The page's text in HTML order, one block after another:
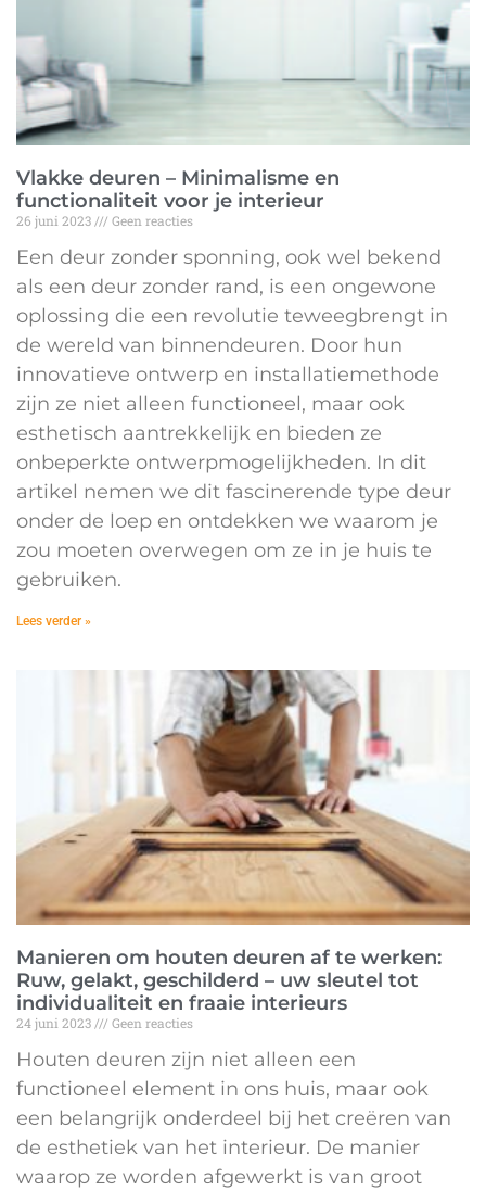
Vlakke deuren – Minimalisme en
functionaliteit voor je interieur
26 juni 2023 Geen reacties
Een deur zonder sponning, ook wel bekend
als een deur zonder rand, is een ongewone
oplossing die een revolutie teweegbrengt in
de wereld van binnendeuren. Door hun
innovatieve ontwerp en installatiemethode
zijn ze niet alleen functioneel, maar ook
esthetisch aantrekkelijk en bieden ze
onbeperkte ontwerpmogelijkheden. In dit
artikel nemen we dit fascinerende type deur
onder de loep en ontdekken we waarom je
zou moeten overwegen om ze in je huis te
gebruiken.
Lees verder »
Manieren om houten deuren af te werken:
Ruw, gelakt, geschilderd – uw sleutel tot
individualiteit en fraaie interieurs
24 juni 2023 Geen reacties
Houten deuren zijn niet alleen een
functioneel element in ons huis, maar ook
een belangrijk onderdeel bij het creëren van
de esthetiek van het interieur. De manier
waarop ze worden afgewerkt is van groot